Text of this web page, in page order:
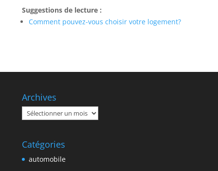
Suggestions de lecture :
Comment pouvez-vous choisir votre logement?
Archives
Archives
Catégories
automobile